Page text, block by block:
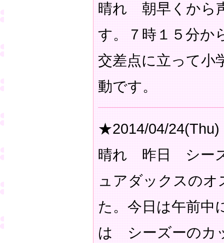
晴れ 朝早くから
す。７時１５分
交差点に立って小
動です。
★2014/04/24(Thu)
晴れ 昨日 シー
ュアダックスのオ
た。今日は午前
は シーズーのカ